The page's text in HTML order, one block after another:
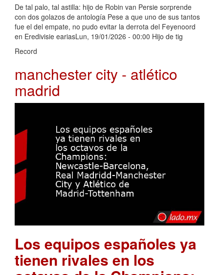
De tal palo, tal astilla: hijo de Robin van Persie sorprende
con dos golazos de antología Pese a que uno de sus tantos
fue el del empate, no pudo evitar la derrota del Feyenoord
en Eredivisie eariasLun, 19/01/2026 - 00:00 Hijo de tig
Record
manchester city - atlético
madrid
Los equipos españoles ya
tienen rivales en los